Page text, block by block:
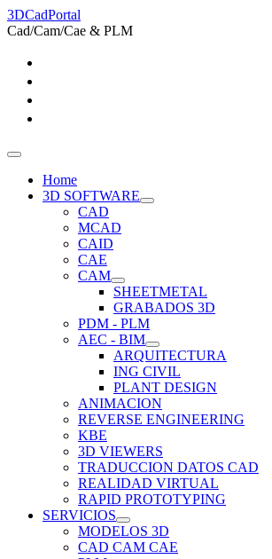
3DCadPortal
Cad/Cam/Cae & PLM
Home
3D SOFTWARE
CAD
MCAD
CAID
CAE
CAM
SHEETMETAL
GRABADOS 3D
PDM - PLM
AEC - BIM
ARQUITECTURA
ING CIVIL
PLANT DESIGN
ANIMACION
REVERSE ENGINEERING
KBE
3D VIEWERS
TRADUCCION DATOS CAD
REALIDAD VIRTUAL
RAPID PROTOTYPING
SERVICIOS
MODELOS 3D
CAD CAM CAE